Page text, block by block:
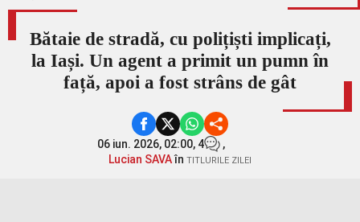
Bătaie de stradă, cu polițiști implicați,
la Iași. Un agent a primit un pumn în
față, apoi a fost strâns de gât
06 iun. 2026, 02:00, 4
,
Lucian SAVAîn TITLURILE ZILEI